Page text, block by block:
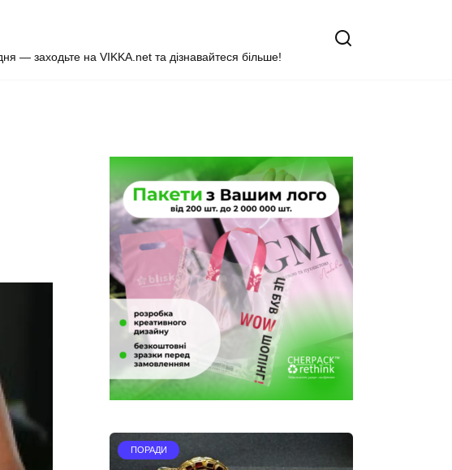
— заходьте на VIKKA.net та дізнавайтеся більше!
ПОРАДИ